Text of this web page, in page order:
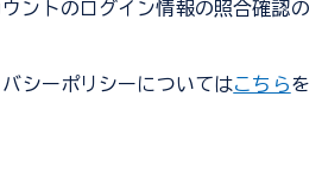
ントのログイン情報の照合確認の
シーポリシーについてはこちらを